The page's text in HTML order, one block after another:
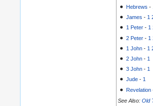
Hebrews -
James - 1
1 Peter -1
2 Peter - 1
1 John - 1
2 John - 1
3 John - 1
Jude -1
Revelation
See Also: Old